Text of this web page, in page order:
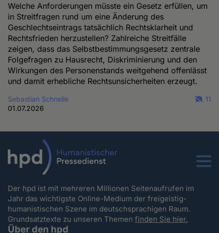
Welche Anforderungen müsste ein Gesetz erfüllen, um
in Streitfragen rund um eine Änderung des
Geschlechtseintrags tatsächlich Rechtsklarheit und
Rechtsfrieden herzustellen? Zahlreiche Streitfälle
zeigen, dass das Selbstbestimmungsgesetz zentrale
Folgefragen zu Hausrecht, Diskriminierung und den
Wirkungen des Personenstands weitgehend offenlässt
und damit erhebliche Rechtsunsicherheiten erzeugt.
Sebastian Schnelle
01.07.2026
11
Menu
Der hpd ist mit mehreren Millionen Seitenaufrufen im
Jahr das wichtigste Online-Medium der freigeistig-
humanistischen Szene im deutschsprachigen Raum.
Grundsatztexte zu unseren Themenfinden Sie hier.
Über den hpd